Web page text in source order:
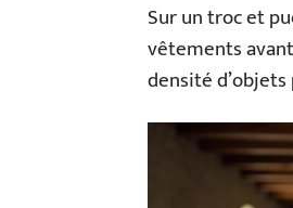
Sur un troc et
vêtements
densité